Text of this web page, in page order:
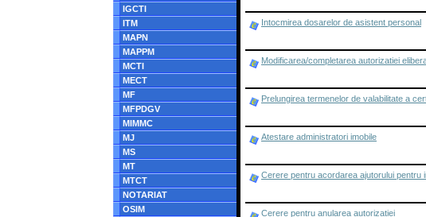
IGCTI
ITM
MAPN
MAPPM
MCTI
MECT
MF
MFPDGV
MIMMC
MJ
MS
MT
MTCT
NOTARIAT
OSIM
Intocmirea dosarelor de asistent personal
Modificarea/completarea autorizatiei
Prelungirea termenelor de valabilitate a
Atestare administratori imobile
Cerere pentru acordarea ajutorului pentru
Cerere pentru anularea autorizatiei